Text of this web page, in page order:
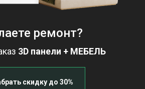
ремонт?
3D панели + МЕБЕЛЬ
скидку до 30%